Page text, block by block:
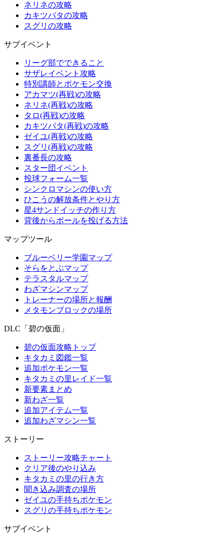
ネリネの攻略
カキツバタの攻略
スグリの攻略
サブイベント
リーグ部でできること
サザレイベント攻略
特別講師とポケモン交換
アカマツ(再戦)の攻略
ネリネ(再戦)の攻略
タロ(再戦)の攻略
カキツバタ(再戦)の攻略
ゼイユ(再戦)の攻略
スグリ(再戦)の攻略
裏番長の攻略
スター団イベント
投球フォーム一覧
シンクロマシンの使い方
ひこうの解放条件とやり方
星4サンドイッチの作り方
背後からボールを投げる方法
マップツール
ブルーベリー学園マップ
そらをとぶマップ
テラスタルマップ
わざマシンマップ
トレーナーの場所と報酬
メタモンブロックの場所
DLC「碧の仮面」
碧の仮面攻略トップ
キタカミ図鑑一覧
追加ポケモン一覧
キタカミの里レイド一覧
新要素まとめ
新わざ一覧
追加アイテム一覧
追加わざマシン一覧
ストーリー
ストーリー攻略チャート
クリア後のやり込み
キタカミの里の行き方
聞き込み調査の場所
ゼイユの手持ちポケモン
スグリの手持ちポケモン
サブイベント